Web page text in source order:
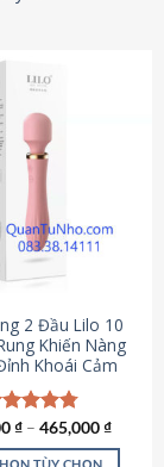
2 Đầu Lilo 10
Khiến Nàng
Khoái Cảm
xếp
4.80
₫ – 465,000₫